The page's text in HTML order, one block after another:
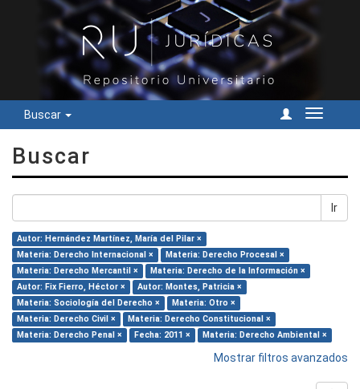
Buscar
Cambiar
Buscar
Ir
Autor: Hernández Martínez, María del Pilar ×
Materia: Derecho Internacional ×
Materia: Derecho Procesal ×
Materia: Derecho Mercantil ×
Materia: Derecho de la Información ×
Autor: Fix Fierro, Héctor ×
Autor: Montes, Patricia ×
Materia: Sociología del Derecho ×
Materia: Otro ×
Materia: Derecho Civil ×
Materia: Derecho Constitucional ×
Materia: Derecho Penal ×
Fecha: 2011 × Materia: Derecho Ambiental ×
Mostrar filtros avanzados